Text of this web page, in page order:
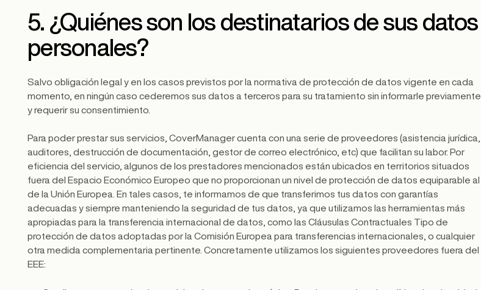
5. ¿Quiénes son los destinatarios de sus datos
personales?
Salvo obligación legal y en los casos previstos por la normativa de protección de datos vigente en cada
momento, en ningún caso cederemos sus datos a terceros para su tratamiento sin informarle previamente
y requerir su consentimiento.
Para poder prestar sus servicios, CoverManager cuenta con una serie de proveedores (asistencia jurídica,
auditores, destrucción de documentación, gestor de correo electrónico, etc) que facilitan su labor. Por
eficiencia del servicio, algunos de los prestadores mencionados están ubicados en territorios situados
fuera del Espacio Económico Europeo que no proporcionan un nivel de protección de datos equiparable al
de la Unión Europea. En tales casos, te informamos de que transferimos tus datos con garantías
adecuadas y siempre manteniendo la seguridad de tus datos, ya que utilizamos las herramientas más
apropiadas para la transferencia internacional de datos, como las Cláusulas Contractuales Tipo de
protección de datos adoptadas por la Comisión Europea para transferencias internacionales, o cualquier
otra medida complementaria pertinente. Concretamente utilizamos los siguientes proveedores fuera del
EEE: